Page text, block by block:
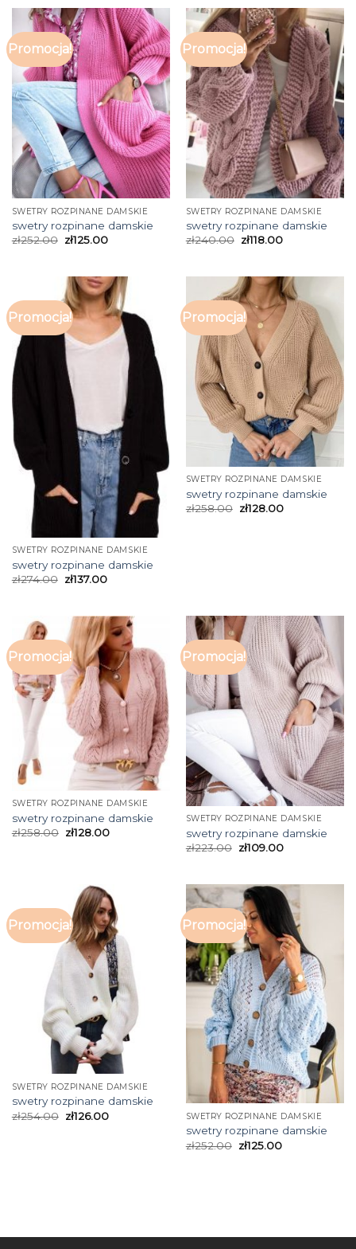
Promocja!
SWETRY ROZPINANE DAMSKIE
swetry rozpinane damskie
zł252.00 zł125.00
Promocja!
SWETRY ROZPINANE DAMSKIE
swetry rozpinane damskie
zł240.00 zł118.00
Promocja!
SWETRY ROZPINANE DAMSKIE
swetry rozpinane damskie
zł274.00 zł137.00
Promocja!
SWETRY ROZPINANE DAMSKIE
swetry rozpinane damskie
zł258.00 zł128.00
Promocja!
SWETRY ROZPINANE DAMSKIE
swetry rozpinane damskie
zł258.00 zł128.00
Promocja!
SWETRY ROZPINANE DAMSKIE
swetry rozpinane damskie
zł223.00 zł109.00
Promocja!
SWETRY ROZPINANE DAMSKIE
swetry rozpinane damskie
zł254.00 zł126.00
Promocja!
SWETRY ROZPINANE DAMSKIE
swetry rozpinane damskie
zł252.00 zł125.00